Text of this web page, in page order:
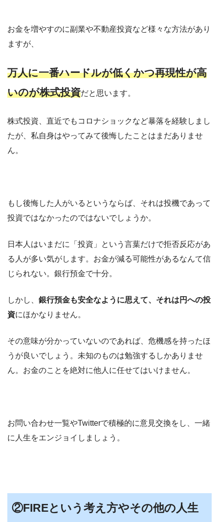
お金を増やすのに副業や不動産投資など様々な方法があり
ますが、
万人に一番ハードルが低くかつ再現性が高
いのが株式投資だと思います。
株式投資、直近でもコロナショックなど暴落を経験しまし
たが、私自身はやってみて後悔したことはまだありませ
ん。
もし後悔した人がいるというならば、それは投機であって
投資ではなかったのではないでしょうか。
日本人はいまだに「投資」という言葉だけで拒否反応があ
る人が多い気がします。お金が減る可能性があるなんて信
じられない。銀行預金で十分。
しかし、 銀行預金も安全なように思えて、それは円への投
資にほかなりません。
その意味が分かっていないのであれば、危機感を持ったほ
うが良いでしょう。未知のものは勉強するしかありませ
ん。お金のことを絶対に他人に任せてはいけません。
お問い合わせ一覧やTwitterで積極的に意見交換をし、一緒
に人生をエンジョイしましょう。
②FIREという考え方やその他の人生